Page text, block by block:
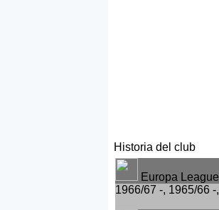
Historia del club
Europa League
1966/67 -, 1965/66 -,